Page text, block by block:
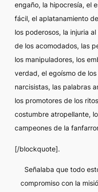
engaño, la hipocresía, el
fácil, el aplatanamiento
los poderosos, la injuria
de los acomodados, las
los manipuladores, los
verdad, el egoísmo de los
narcisistas, las palabras
los promotores de los
costumbre atropellante,
campeones de la
[/blockquote].
Señalaba que todo
compromiso con la